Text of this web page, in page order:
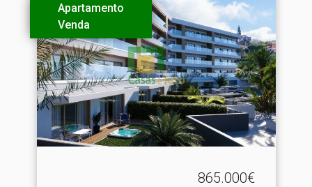
Apartamento
Venda
865.000€